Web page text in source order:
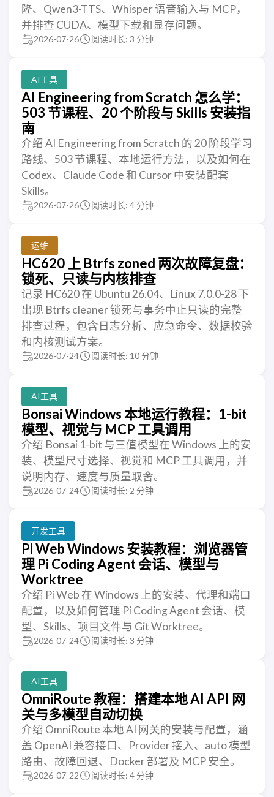
隆、Qwen3-TTS、Whisper 语音输入与 MCP，
并排查 CUDA、模型下载和显存问题。
2026-07-26 阅读时长: 3 分钟
AI工具
AI Engineering from Scratch 怎么学：
503 节课程、20 个阶段与 Skills 安装指
南
介绍 AI Engineering from Scratch 的 20 阶段学习
路线、503 节课程、本地运行方法，以及如何在
Codex、Claude Code 和 Cursor 中安装配套
Skills。
2026-07-26 阅读时长: 4 分钟
运维
HC620 上 Btrfs zoned 两次故障复盘：
锁死、只读与内核排查
记录 HC620 在 Ubuntu 26.04、Linux 7.0.0-28 下
出现 Btrfs cleaner 锁死与事务中止只读的完整
排查过程，包含日志分析、应急命令、数据校验
和内核测试方案。
2026-07-24 阅读时长: 10 分钟
AI工具
Bonsai Windows 本地运行教程：1-bit
模型、视觉与 MCP 工具调用
介绍 Bonsai 1-bit 与三值模型在 Windows 上的安
装、模型尺寸选择、视觉和 MCP 工具调用，并
说明内存、速度与质量取舍。
2026-07-24 阅读时长: 2 分钟
开发工具
Pi Web Windows 安装教程：浏览器管
理 Pi Coding Agent 会话、模型与
Worktree
介绍 Pi Web 在 Windows 上的安装、代理和端口
配置，以及如何管理 Pi Coding Agent 会话、模
型、Skills、项目文件与 Git Worktree。
2026-07-24 阅读时长: 3 分钟
AI工具
OmniRoute 教程：搭建本地 AI API 网
关与多模型自动切换
介绍 OmniRoute 本地 AI 网关的安装与配置，涵
盖 OpenAI 兼容接口、Provider 接入、auto 模型
路由、故障回退、Docker 部署及 MCP 安全。
2026-07-22 阅读时长: 4 分钟